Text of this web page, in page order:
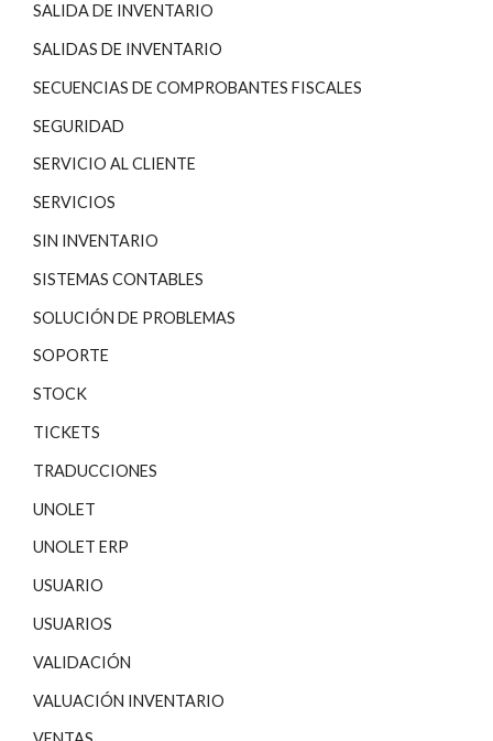
SALIDA DE INVENTARIO
SALIDAS DE INVENTARIO
SECUENCIAS DE COMPROBANTES FISCALES
SEGURIDAD
SERVICIO AL CLIENTE
SERVICIOS
SIN INVENTARIO
SISTEMAS CONTABLES
SOLUCIÓN DE PROBLEMAS
SOPORTE
STOCK
TICKETS
TRADUCCIONES
UNOLET
UNOLET ERP
USUARIO
USUARIOS
VALIDACIÓN
VALUACIÓN INVENTARIO